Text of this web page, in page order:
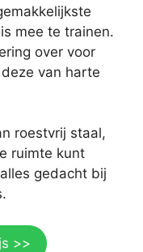
mee te trainen.
over voor
van harte
roestvrij staal,
ruimte kunt
gedacht bij
>>